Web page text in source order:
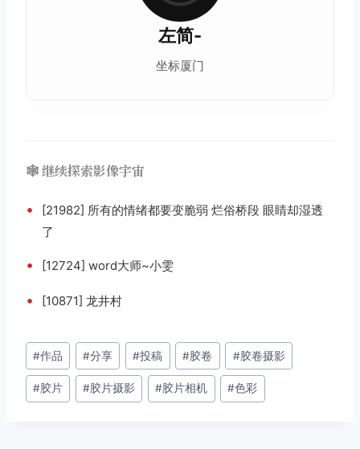
左简-
坐标厦门
🕸️ 继续探索影像宇宙
•
[21982] 所有的情绪都要变脆弱 烂俗桥段 眼睛却湿透
了
• [12724] word大师~小雯
• [10871] 龙井村
文
章
标
#作品 #分享 #投稿 #胶卷 #胶卷摄影
#胶片 #胶片摄影 #胶片相机 #色彩